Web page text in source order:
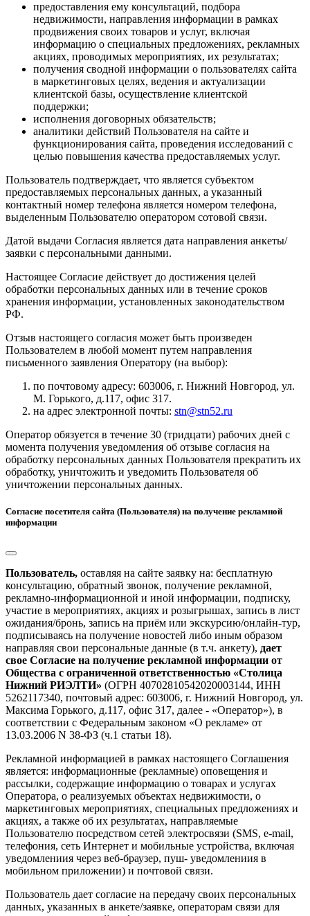
предоставления ему консультаций, подбора
недвижимости, направления информации в рамках
продвижения своих товаров и услуг, включая
информацию о специальных предложениях, рекламных
акциях, проводимых мероприятиях, их результатах;
получения сводной информации о пользователях сайта
в маркетинговых целях, ведения и актуализации
клиентской базы, осуществление клиентской
поддержки;
исполнения договорных обязательств;
аналитики действий Пользователя на сайте и
функционирования сайта, проведения исследований с
целью повышения качества предоставляемых услуг.
Пользователь подтверждает, что является субъектом
предоставляемых персональных данных, а указанный
контактный номер телефона является номером телефона,
выделенным Пользователю оператором сотовой связи.
Датой выдачи Согласия является дата направления анкеты/
заявки с персональными данными.
Настоящее Согласие действует до достижения целей
обработки персональных данных или в течение сроков
хранения информации, установленных законодательством
РФ.
Отзыв настоящего согласия может быть произведен
Пользователем в любой момент путем направления
письменного заявления Оператору (на выбор):
по почтовому адресу: 603006, г. Нижний Новгород, ул.
М. Горького, д.117, офис 317.
на адрес электронной почты: stn@stn52.ru
Оператор обязуется в течение 30 (тридцати) рабочих дней с
момента получения уведомления об отзыве согласия на
обработку персональных данных Пользователя прекратить их
обработку, уничтожить и уведомить Пользователя об
уничтожении персональных данных.
Согласие посетителя сайта (Пользователя) на получение рекламной
информации
Пользователь, оставляя на сайте заявку на: бесплатную
консультацию, обратный звонок, получение рекламной,
рекламно-информационной и иной информации, подписку,
участие в мероприятиях, акциях и розыгрышах, запись в лист
ожидания/бронь, запись на приём или экскурсию/онлайн-тур,
подписываясь на получение новостей либо иным образом
направляя свои персональные данные (в т.ч. анкету), дает
свое Согласие на получение рекламной информации от
Общества с ограниченной ответственностью «Столица
Нижний РИЭЛТИ» (ОГРН 40702810542020003144, ИНН
5262117340, почтовый адрес: 603006, г. Нижний Новгород, ул.
Максима Горького, д.117, офис 317, далее - «Оператор»), в
соответствии с Федеральным законом «О рекламе» от
13.03.2006 N 38-ФЗ (ч.1 статьи 18).
Рекламной информацией в рамках настоящего Соглашения
является: информационные (рекламные) оповещения и
рассылки, содержащие информацию о товарах и услугах
Оператора, о реализуемых объектах недвижимости, о
маркетинговых мероприятиях, специальных предложениях и
акциях, а также об их результатах, направляемые
Пользователю посредством сетей электросвязи (SMS, e-mail,
телефония, сеть Интернет и мобильные устройства, включая
уведомлениия через веб-браузер, пуш- уведомлениия в
мобильном приложении) и почтовой связи.
Пользователь дает согласие на передачу своих персональных
данных, указанных в анкете/заявке, операторам связи для